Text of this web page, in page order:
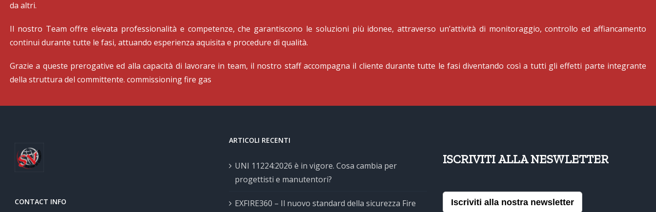
da altri.
Il nostro Team offre elevata professionalità e competenze, che garantiscono le soluzioni più idonee, attraverso un’attività di monitoraggio, controllo ed affiancamento
continui durante tutte le fasi, attuando esperienza aquisita e procedure di qualità.
Grazie a queste prerogative ed alla capacità di lavorare in team, il nostro staff accompagna il cliente durante tutte le fasi diventando così a tutti gli effetti parte integrante
della struttura del committente. commissioning fire gas
CONTACT INFO
ARTICOLI RECENTI
UNI 11224:2026 è in vigore. Cosa cambia per
progettisti e manutentori?
EXFIRE360 – Il nuovo standard della sicurezza Fire
ISCRIVITI ALLA NESWLETTER
Iscriviti alla nostra newsletter